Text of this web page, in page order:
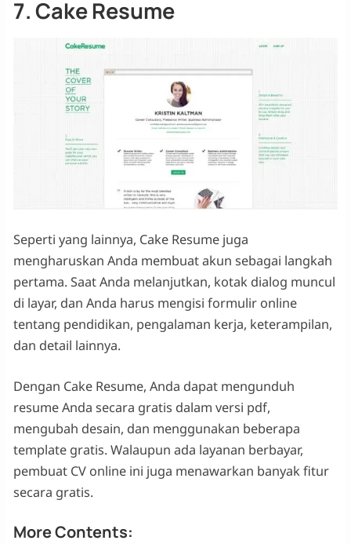
7. Cake Resume
Seperti yang lainnya, Cake Resume juga
mengharuskan Anda membuat akun sebagai langkah
pertama. Saat Anda melanjutkan, kotak dialog muncul
di layar, dan Anda harus mengisi formulir online
tentang pendidikan, pengalaman kerja, keterampilan,
dan detail lainnya.
Dengan Cake Resume, Anda dapat mengunduh
resume Anda secara gratis dalam versi pdf,
mengubah desain, dan menggunakan beberapa
template gratis. Walaupun ada layanan berbayar,
pembuat CV online ini juga menawarkan banyak fitur
secara gratis.
More Contents: